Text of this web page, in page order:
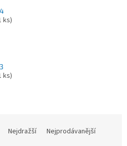
ks)
ks)
Nejdražší
Nejprodávanější